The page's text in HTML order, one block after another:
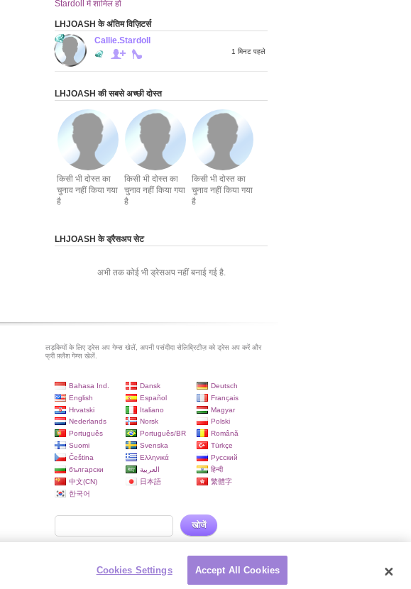
Stardoll में शामिल हों
LHJOASH के अंतिम विज़िटर्स
Callie.Stardoll
1 मिनट पहले
LHJOASH की सबसे अच्छी दोस्त
किसी भी दोस्त का
चुनाव नहीं किया गया
है
किसी भी दोस्त का
चुनाव नहीं किया गया
है
किसी भी दोस्त का
चुनाव नहीं किया गया
है
LHJOASH के ड्रैसअप सेट
अभी तक कोई भी ड्रेसअप नहीं बनाई गई है.
लड़कियों के लिए ड्रेस अप गेम्स खेलें, अपनी पसंदीदा सेलिब्रिटीज़ को ड्रेस अप करें और
फ्री फ़्लैश गेम्स खेलें.
Bahasa Ind. Dansk
Deutsch
English
Español
Français
Hrvatski
Italiano
Magyar
Nederlands
Norsk
Polski
Português
Português/BR
Română
Suomi
Svenska
Türkçe
Čeština
Ελληνικά
Русский
български
العربية
हिन्दी
中文(CN)
日本語
繁體字
한국어
खोजें
Cookies Settings Accept All Cookies